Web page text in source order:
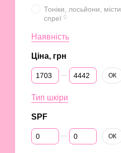
Тоніки, лосьйони, місти,
спреї 0
Наявність
Ціна, грн
Від Ціна, грн
До Ціна, грн ОК
Тип шкіри
SPF
Від SPF
До SPF ОК